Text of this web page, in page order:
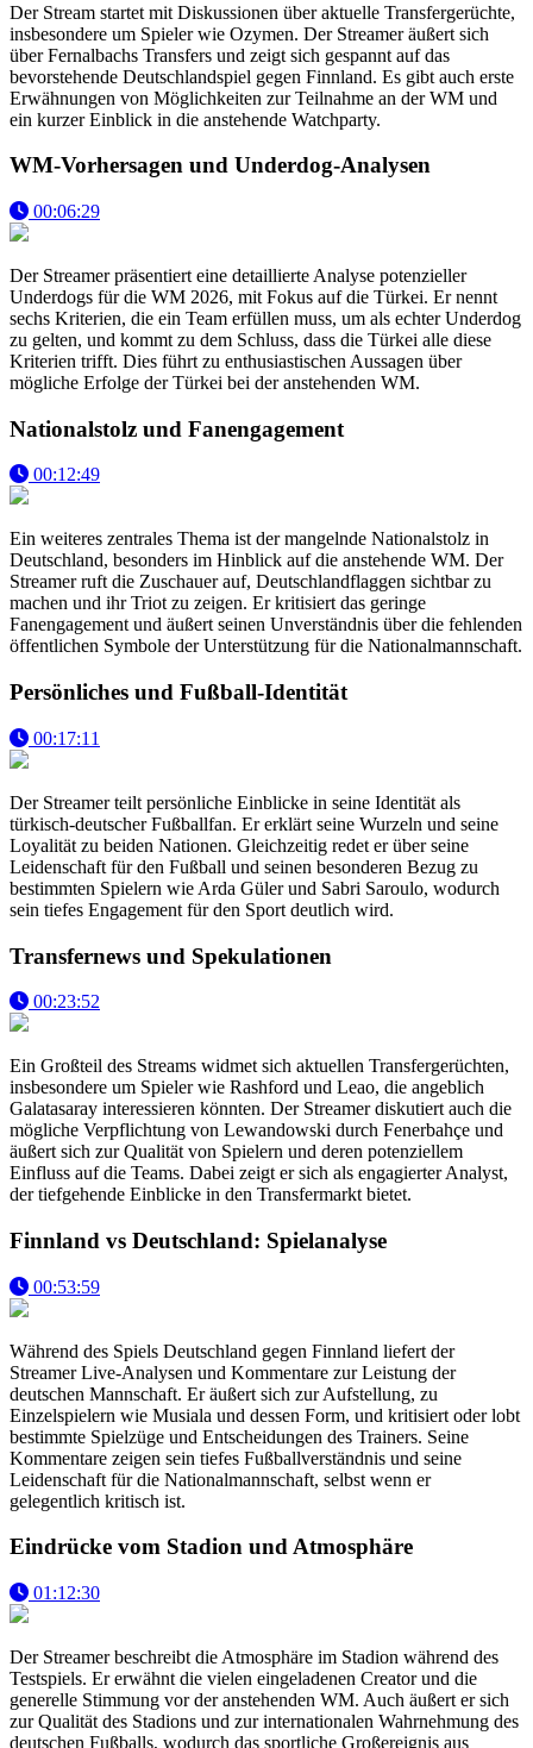
Der Stream startet mit Diskussionen über aktuelle Transfergerüchte,
insbesondere um Spieler wie Ozymen. Der Streamer äußert sich
über Fernalbachs Transfers und zeigt sich gespannt auf das
bevorstehende Deutschlandspiel gegen Finnland. Es gibt auch erste
Erwähnungen von Möglichkeiten zur Teilnahme an der WM und
ein kurzer Einblick in die anstehende Watchparty.
WM-Vorhersagen und Underdog-Analysen
00:06:29
Der Streamer präsentiert eine detaillierte Analyse potenzieller
Underdogs für die WM 2026, mit Fokus auf die Türkei. Er nennt
sechs Kriterien, die ein Team erfüllen muss, um als echter Underdog
zu gelten, und kommt zu dem Schluss, dass die Türkei alle diese
Kriterien trifft. Dies führt zu enthusiastischen Aussagen über
mögliche Erfolge der Türkei bei der anstehenden WM.
Nationalstolz und Fanengagement
00:12:49
Ein weiteres zentrales Thema ist der mangelnde Nationalstolz in
Deutschland, besonders im Hinblick auf die anstehende WM. Der
Streamer ruft die Zuschauer auf, Deutschlandflaggen sichtbar zu
machen und ihr Triot zu zeigen. Er kritisiert das geringe
Fanengagement und äußert seinen Unverständnis über die fehlenden
öffentlichen Symbole der Unterstützung für die Nationalmannschaft.
Persönliches und Fußball-Identität
00:17:11
Der Streamer teilt persönliche Einblicke in seine Identität als
türkisch-deutscher Fußballfan. Er erklärt seine Wurzeln und seine
Loyalität zu beiden Nationen. Gleichzeitig redet er über seine
Leidenschaft für den Fußball und seinen besonderen Bezug zu
bestimmten Spielern wie Arda Güler und Sabri Saroulo, wodurch
sein tiefes Engagement für den Sport deutlich wird.
Transfernews und Spekulationen
00:23:52
Ein Großteil des Streams widmet sich aktuellen Transfergerüchten,
insbesondere um Spieler wie Rashford und Leao, die angeblich
Galatasaray interessieren könnten. Der Streamer diskutiert auch die
mögliche Verpflichtung von Lewandowski durch Fenerbahçe und
äußert sich zur Qualität von Spielern und deren potenziellem
Einfluss auf die Teams. Dabei zeigt er sich als engagierter Analyst,
der tiefgehende Einblicke in den Transfermarkt bietet.
Finnland vs Deutschland: Spielanalyse
00:53:59
Während des Spiels Deutschland gegen Finnland liefert der
Streamer Live-Analysen und Kommentare zur Leistung der
deutschen Mannschaft. Er äußert sich zur Aufstellung, zu
Einzelspielern wie Musiala und dessen Form, und kritisiert oder lobt
bestimmte Spielzüge und Entscheidungen des Trainers. Seine
Kommentare zeigen sein tiefes Fußballverständnis und seine
Leidenschaft für die Nationalmannschaft, selbst wenn er
gelegentlich kritisch ist.
Eindrücke vom Stadion und Atmosphäre
01:12:30
Der Streamer beschreibt die Atmosphäre im Stadion während des
Testspiels. Er erwähnt die vielen eingeladenen Creator und die
generelle Stimmung vor der anstehenden WM. Auch äußert er sich
zur Qualität des Stadions und zur internationalen Wahrnehmung des
deutschen Fußballs, wodurch das sportliche Großereignis aus